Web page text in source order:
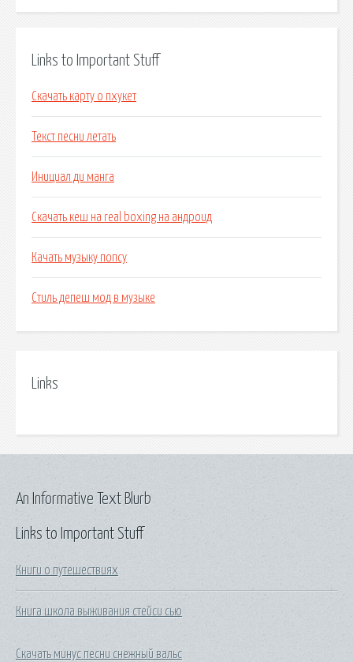
Links to Important Stuff
Скачать карту о пхукет
Текст песни летать
Инициал ди манга
Скачать кеш на real boxing на андроид
Качать музыку попсу
Стиль депеш мод в музыке
Links
Links to Important Stuff
Книги о путешествиях
Книга школа выживания стейси сью
Скачать минус песни снежный вальс
An Informative Text Blurb